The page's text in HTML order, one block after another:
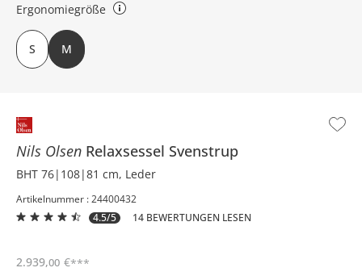
Nils Olsen Relaxsessel Svenstrup
BHT 76|108|81 cm, Leder
Artikelnummer : 24400432
4.5/5
14 BEWERTUNGEN LESEN
2.939,00 €***
Ergonomiegröße
Small: BHT ca. 76 x 106 x 81 cm Medium: BHT ca. 76 x 108 x 81 cm
S M